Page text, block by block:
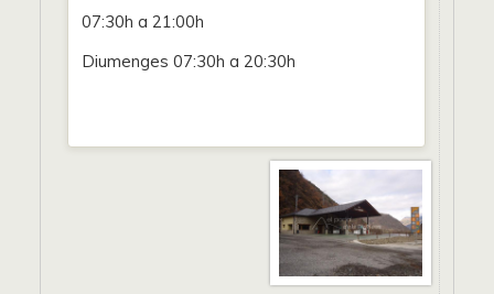
07:30h a 21:00h
Diumenges 07:30h a 20:30h